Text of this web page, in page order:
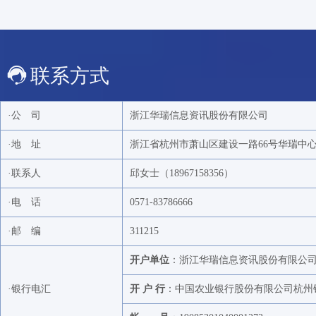
联系方式
·公 司 浙江华瑞信息资讯股份有限公司
·地 址 浙江省杭州市萧山区建设一路66号华瑞中
·联系人 邱女士（18967158356）
·电 话 0571-83786666
·邮 编 311215
·银行电汇
开户单位 ：浙江华瑞信息资讯股份有限公
开 户 行 ：中国农业银行股份有限公司杭